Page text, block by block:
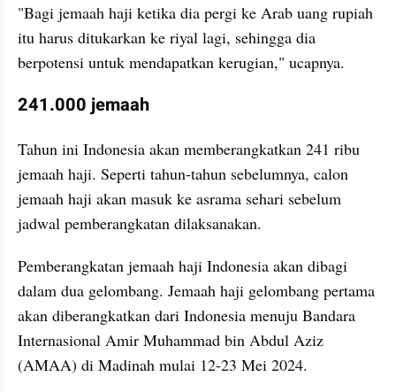
"Bagi jemaah haji ketika dia pergi ke Arab uang rupiah
itu harus ditukarkan ke riyal lagi, sehingga dia
berpotensi untuk mendapatkan kerugian," ucapnya.
241.000 jemaah
Tahun ini Indonesia akan memberangkatkan 241 ribu
jemaah haji. Seperti tahun-tahun sebelumnya, calon
jemaah haji akan masuk ke asrama sehari sebelum
jadwal pemberangkatan dilaksanakan.
Pemberangkatan jemaah haji Indonesia akan dibagi
dalam dua gelombang. Jemaah haji gelombang pertama
akan diberangkatkan dari Indonesia menuju Bandara
Internasional Amir Muhammad bin Abdul Aziz
(AMAA) di Madinah mulai 12-23 Mei 2024.